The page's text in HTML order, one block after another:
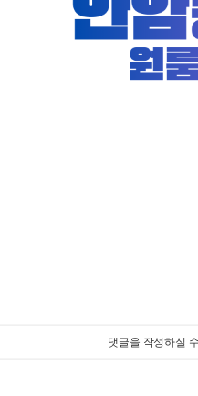
댓글을 작성하실